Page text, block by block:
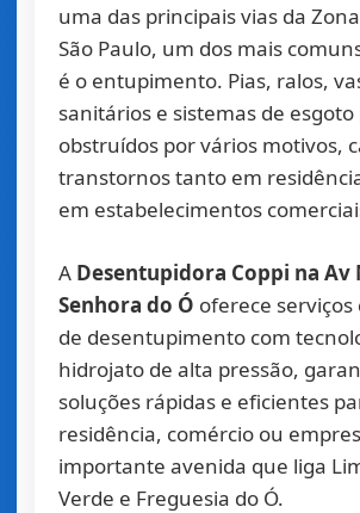
uma das principais vias da
São Paulo, um dos mais
é o entupimento. Pias, ralos,
sanitários e sistemas de
obstruídos por vários motivos,
transtornos tanto em
em estabelecimentos
A Desentupidora Coppi na Av
Senhora do Ó oferece
de desentupimento com
hidrojato de alta pressão,
soluções rápidas e eficientes
residência, comércio ou
importante avenida que liga
Verde e Freguesia do Ó.